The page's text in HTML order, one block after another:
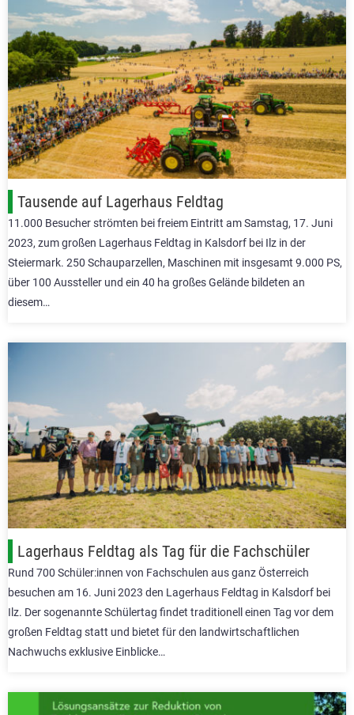
Tausende auf Lagerhaus Feldtag
11.000 Besucher strömten bei freiem Eintritt am Samstag, 17. Juni
2023, zum großen Lagerhaus Feldtag in Kalsdorf bei Ilz in der
Steiermark. 250 Schauparzellen, Maschinen mit insgesamt 9.000 PS,
über 100 Aussteller und ein 40 ha großes Gelände bildeten an
diesem…
Lagerhaus Feldtag als Tag für die Fachschüler
Rund 700 Schüler:innen von Fachschulen aus ganz Österreich
besuchen am 16. Juni 2023 den Lagerhaus Feldtag in Kalsdorf bei
Ilz. Der sogenannte Schülertag findet traditionell einen Tag vor dem
großen Feldtag statt und bietet für den landwirtschaftlichen
Nachwuchs exklusive Einblicke…